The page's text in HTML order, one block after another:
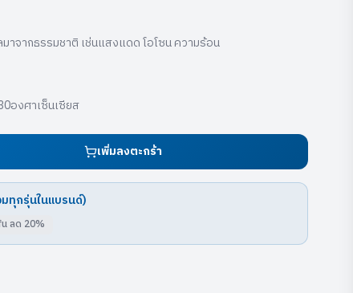
าจากธรรมชาติ เช่นแสงแดด โอโซน ความร้อน
องศาเซ็นเซียส
เพิ่มลงตะกร้า
ทุกรุ่นในแบรนด์)
น ลด 20%